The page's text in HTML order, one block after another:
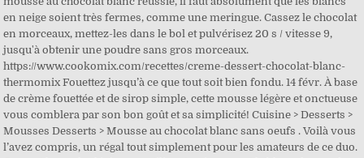
en neige soient très fermes, comme une meringue. Cassez le chocolat
en morceaux, mettez-les dans le bol et pulvérisez 20 s / vitesse 9,
jusqu'à obtenir une poudre sans gros morceaux.
https://www.cookomix.com/recettes/creme-dessert-chocolat-blanc-
thermomix Fouettez jusqu’à ce que tout soit bien fondu. 14 févr. À base
de crème fouettée et de sirop simple, cette mousse légère et onctueuse
vous comblera par son bon goût et sa simplicité! Cuisine > Desserts >
Mousses Desserts > Mousse au chocolat blanc sans oeufs . Voilà vous
l’avez compris, un régal tout simplement pour les amateurs de ce duo.